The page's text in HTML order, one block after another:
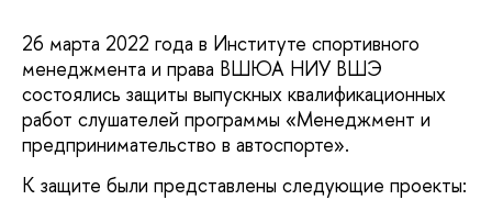
26 марта 2022 года в Институте спортивного
менеджмента и права ВШЮА НИУ ВШЭ
состоялись защиты выпускных квалификационных
работ слушателей программы «Менеджмент и
предпринимательство в автоспорте».
К защите были представлены следующие проекты: